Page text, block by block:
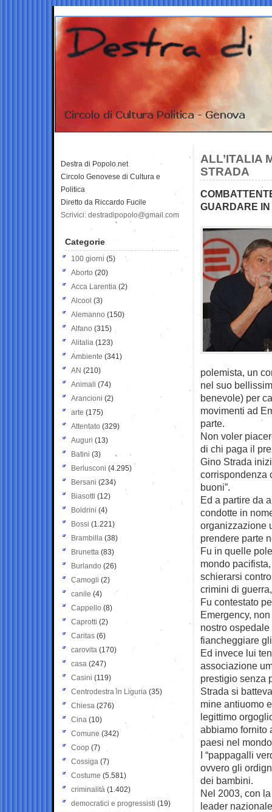
ALL’ITALIA
STRADA
GUARDARE
polemista, un
nel suo
benevole) per
movimenti ad
parte.
Non voler
di chi paga il
Gino Strada
corrispondenza
buoni”.
Ed a partire da
condotte in
organizzazione
prendere parte
Fu in quelle
mondo
schierarsi
crimini di
Fu contestato
Emergency,
nostro
fiancheggiare
Ed invece lui
associazione
prestigio senza
Strada si
mine antiuomo
legittimo
abbiamo fornito
paesi nel
I “pappagalli
ovvero gli
dei bambini.
Nel 2003, con
leader
Destra di Popolo.net
Circolo Genovese di Cultura e
Politica
Diretto da Riccardo Fucile
Scrivici: destradipopolo@gmail.com
Categorie
100 giorni (5)
Aborto (20)
Acca Larentia (2)
Alcool (3)
Alemanno (150)
Alfano (315)
Alitalia (123)
Ambiente (341)
AN (210)
Animali (74)
Arancioni (2)
arte (175)
Attentato (329)
Auguri (13)
Batini (3)
Berlusconi (4.295)
Bersani (234)
Biasotti (12)
Boldrini (4)
Bossi (1.221)
Brambilla (38)
Brunetta (83)
Burlando (26)
Camogli (2)
canile (4)
Cappello (8)
Caprotti (2)
Caritas (6)
carovita (170)
casa (247)
Casini (119)
Centrodestra in Liguria (35)
Chiesa (276)
Cina (10)
Comune (342)
Coop (7)
Cossiga (7)
Costume (5.581)
criminalità (1.402)
democratici e progressisti (19)